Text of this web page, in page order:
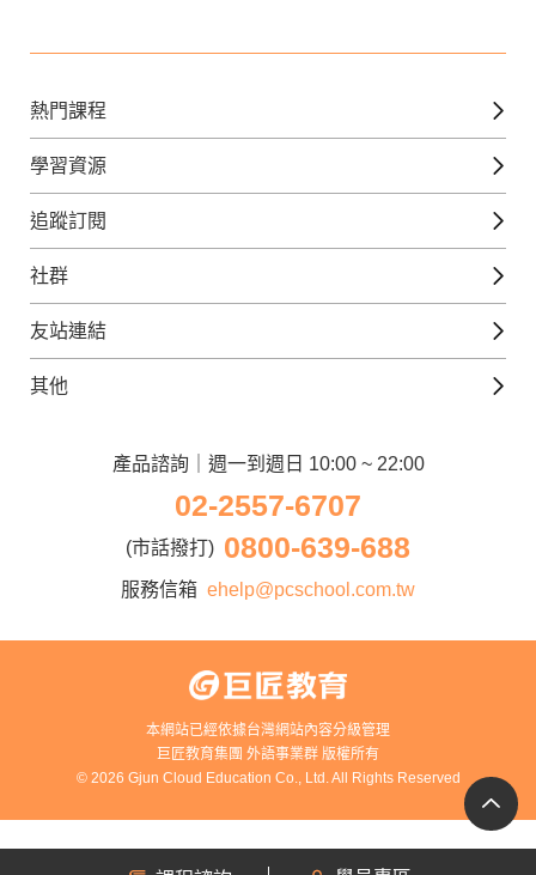
熱門課程
英文課程
日語課程
韓語課程
法文課程
兒童日語課程
學習資源
免費線上檢定
外語補給站
美日語數位學院
追蹤訂閱
Gjun-就醬學外語
官方Youtube
社群
英語觀光城
日語觀光城
友站連結
iWorld JR
電腦直播教學
巨匠東大日語
其他
Apply to Teach
講師登入
產品諮詢｜週一到週日 10:00 ~ 22:00
02-2557-6707
(市話撥打) 0800-639-688
服務信箱 ehelp@pcschool.com.tw
本網站已經依據台灣網站內容分級管理
巨匠教育集團 外語事業群 版權所有
© 2026 Gjun Cloud Education Co., Ltd. All Rights Reserved